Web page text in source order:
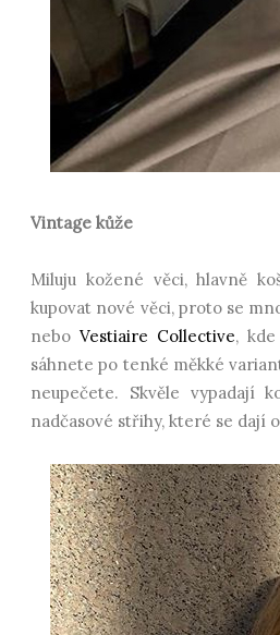
Vintage kůže
Miluju kožené věci, hlavně
kupovat nové věci, proto se
neboVestiaire Collective,
sáhnete po tenké měkké
neupečete. Skvěle vypadají
nadčasové střihy, které se dají